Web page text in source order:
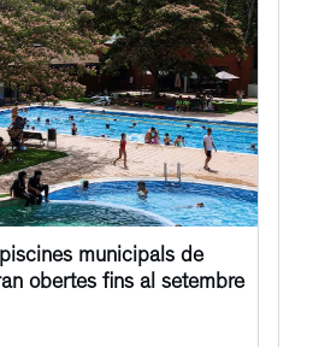
municipals de
obertes fins al setembre